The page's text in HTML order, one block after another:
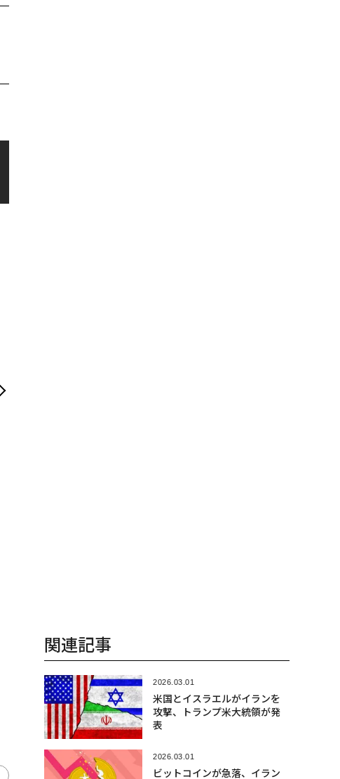
ビジネス×PwC】
関連記事
2026.03.01
米国とイスラエルがイランを
攻撃、トランプ米大統領が発
表
2026.03.01
ビットコインが急落、イラン